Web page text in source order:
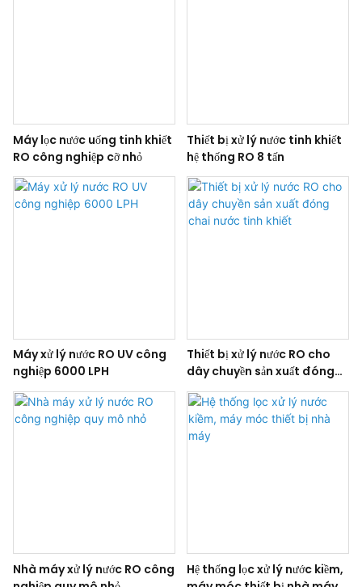
Máy lọc nước uống tinh khiết
RO công nghiệp cỡ nhỏ
Thiết bị xử lý nước tinh khiết
hệ thống RO 8 tấn
Máy xử lý nước RO UV công
nghiệp 6000 LPH
Thiết bị xử lý nước RO cho
dây chuyền sản xuất đóng
chai nước tinh khiết
Nhà máy xử lý nước RO công
Hệ thống lọc xử lý nước kiềm,